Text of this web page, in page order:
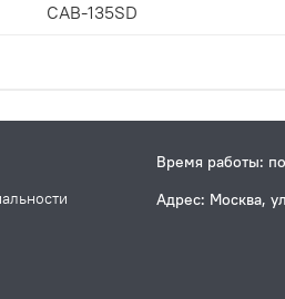
CAB-135SD
Время работы:
Адрес: Москва,